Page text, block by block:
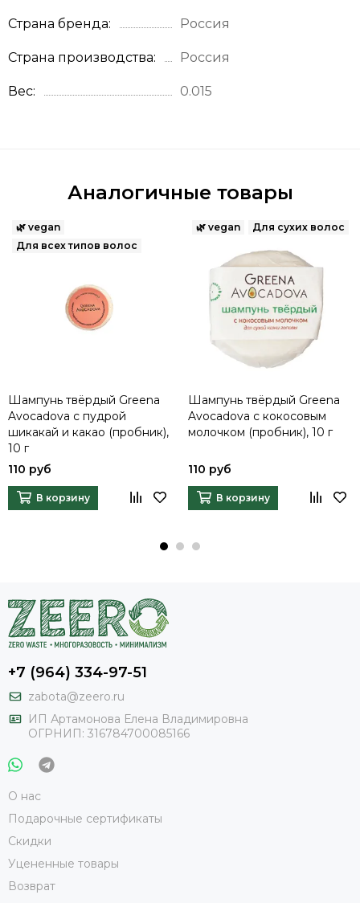
Страна бренда Россия
Страна производства Россия
Вес 0.015
Аналогичные товары
Шампунь твёрдый Greena
Avocadova с пудрой
шикакай и какао (пробник),
10 г
110 руб
В корзину
Шампунь твёрдый Greena
Avocadova с кокосовым
молочком (пробник), 10 г
110 руб
В корзину
+7 (964) 334-97-51
zabota@zeero.ru
И П Артамонова Елена Владимировна
ОГРНИП: 316784700085166
О нас
Подарочные сертификаты
Скидки
Уцененные товары
Возврат